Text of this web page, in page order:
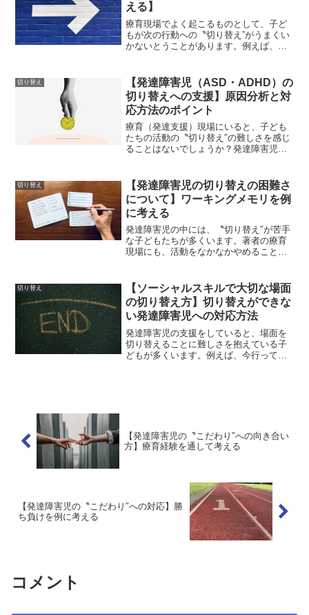
える】
療育現場でよく起こるものとして、子ど
もが次の行動への〝切り替え”がうまくい
かないとうことがあります。例えば、お
約束した時間になっても遊びを終えるこ
とができないなどがあり...
切り替え
【発達障害児（ASD・ADHD）の
切り替えへの支援】原因分析と対
応方法のポイント
療育（発達支援）現場にいると、子ども
たちの活動の〝切り替え″の難しさを感じ
ることはないでしょうか？発達障害児、
衝動性が影響して次々と物事に注意が向
いて切り替えが難し...
切り替え
【発達障害児の切り替えの困難さ
について】ワーキングメモリを例
に考える
発達障害児の中には、〝切り替え″が苦手
な子どもたちが多くいます。著者の療育
現場にも、活動をなかなかやめることが
く見られます。〝切り替え″の困難さの要
因の一つとして、〝ワ...
切り替え
【ソーシャルスキルで大切な場面
の切り替え方】切り替えができな
い発達障害児への対応方法
発達障害児の支援をしていると、場面を
切り替えることに難しさを抱えている子
どもが多くいます。例えば、今行ってい
【発達障害児の〝こだわり″への向き合い
方】療育経験を通して考える
【発達障害児の〝こだわり″への対応】勝
ち負けを例に考える
コメント